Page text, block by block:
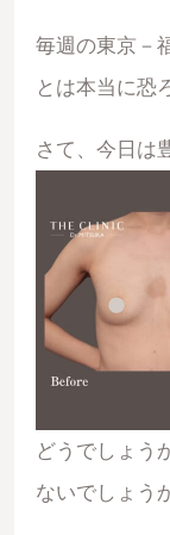
毎週の東京－
とは本当に恐
さて、今日は
どうでしょう
ないでしょう